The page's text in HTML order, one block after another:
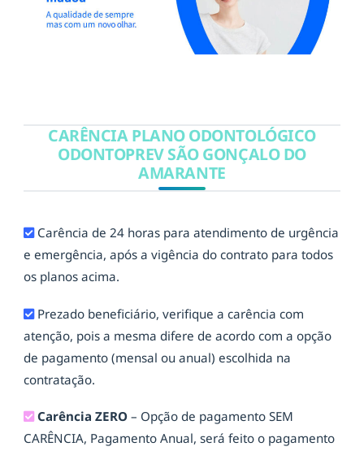
CARÊNCIA PLANO ODONTOLÓGICO
ODONTOPREV SÃO GONÇALO DO
AMARANTE
Carência de 24 horas para atendimento de urgência
e emergência, após a vigência do contrato para todos
os planos acima.
Prezado beneficiário, verifique a carência com
atenção, pois a mesma difere de acordo com a opção
de pagamento (mensal ou anual) escolhida na
contratação.
Carência ZERO – Opção de pagamento SEM
CARÊNCIA, Pagamento Anual, será feito o pagamento